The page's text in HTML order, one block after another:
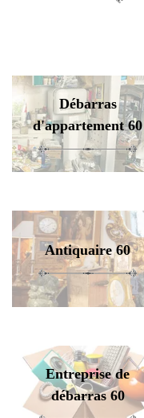
Débarras
d'appartement 60
Antiquaire 60
Entreprise de
débarras 60